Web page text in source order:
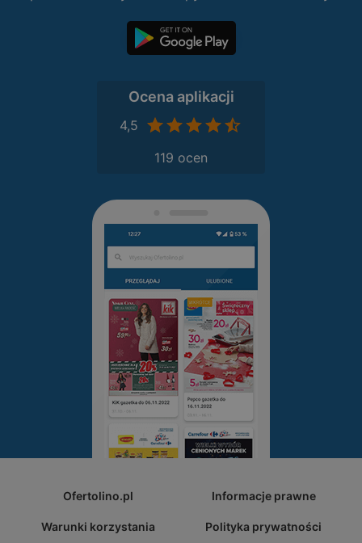
Ocena aplikacji
4,5
119 ocen
Ofertolino.pl Informacje prawne
Warunki korzystania Polityka prywatności